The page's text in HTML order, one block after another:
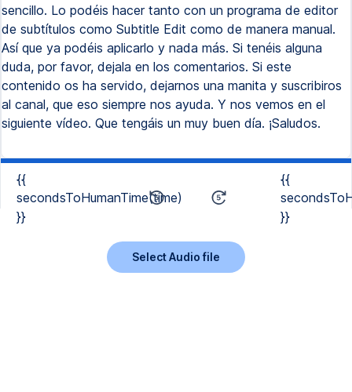
sencillo. Lo podéis hacer tanto con un programa de editor
de subtítulos como Subtitle Edit como de manera manual.
Así que ya podéis aplicarlo y nada más. Si tenéis alguna
duda, por favor, dejala en los comentarios. Si este
contenido os ha servido, dejarnos una manita y suscribiros
al canal, que eso siempre nos ayuda. Y nos vemos en el
siguiente vídeo. Que tengáis un muy buen día. ¡Saludos.
{{
secondsToHumanTime(time)
}}
{{
}}
Select Audio file